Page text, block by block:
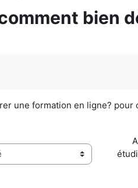
bien
une formation en ligne? pour